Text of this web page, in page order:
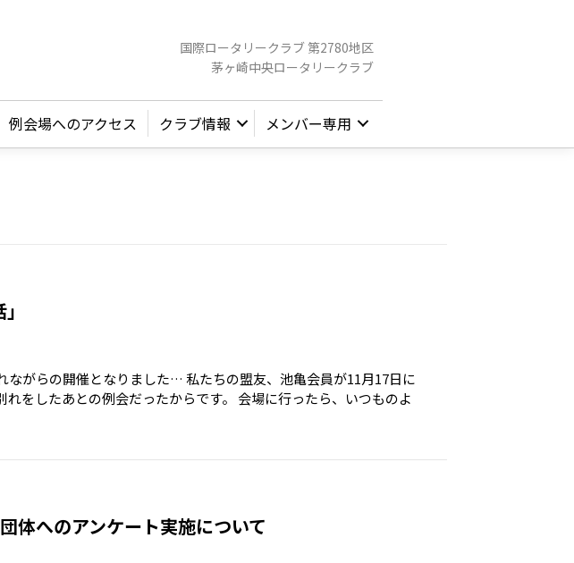
国際ロータリークラブ 第2780地区
茅ヶ崎中央ロータリークラブ
例会場へのアクセス クラブ情報 メンバー専用
ながらの開催となりました… 私たちの盟友、池亀会員が11月17日に
れをしたあとの例会だったからです。 会場に行ったら、いつものよ
体へのアンケート実施について